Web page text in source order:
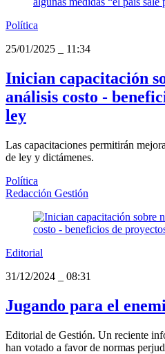
Política
25/01/2025
11:34
Inician capacitación
análisis costo -
ley
Las capacitaciones permitirán
de ley y dictámenes.
Política
Redacción Gestión
Editorial
31/12/2024
08:31
Jugando para el
Editorial de Gestión. Un reciente
han votado a favor de normas